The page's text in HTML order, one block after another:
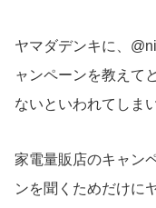
ヤマダデンキに、
ャンペーンを教えて
ないといわれてしま
家電量販店のキャン
ンを聞くためだけに